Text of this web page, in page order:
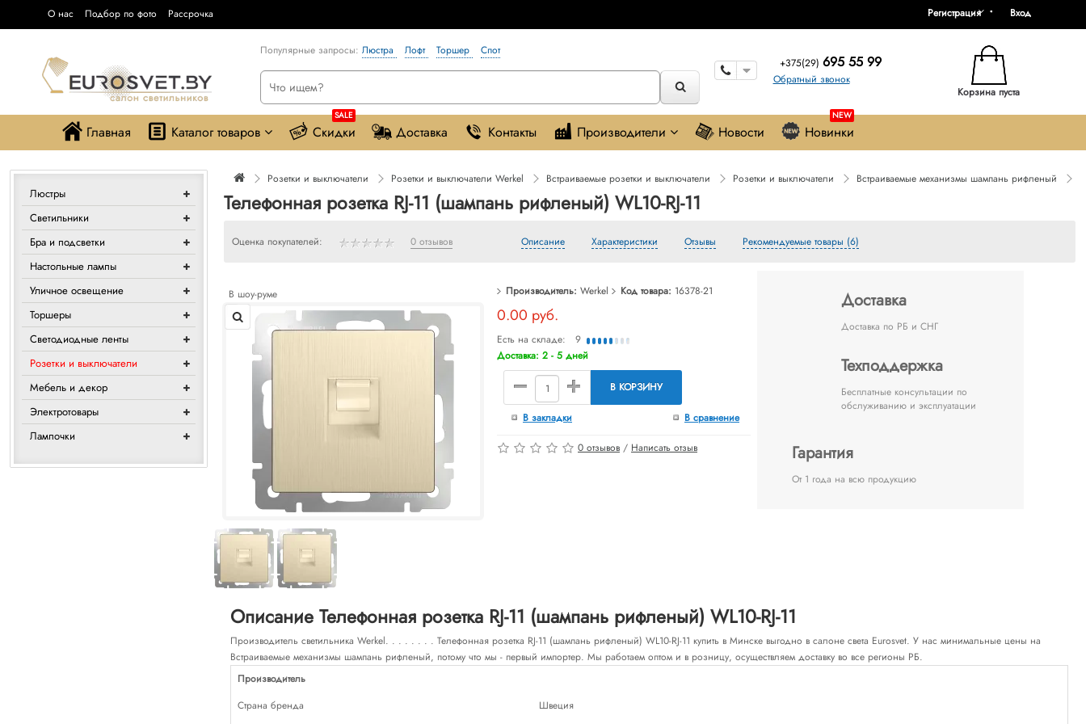
О нас Подбор по фото Рассрочка Вход
Регистрация
Корзина пуста
Популярные запросы: Люстра Лофт Торшер
Спот
+375(29) 695 55 99
Обратный звонок
Главная Каталог товаров
SALE
Скидки Доставка Контакты Производители Новости
NEW
Новинки
Люстры
Светильники
Бра и подсветки
Настольные лампы
Уличное освещение
Торшеры
Светодиодные ленты
Розетки и выключатели
Мебель и декор
Электротовары
Лампочки
Розетки и выключатели Розетки и выключатели Werkel Встраиваемые розетки и выключатели Розетки и выключатели Встраиваемые механизмы шампань рифленый
Телефонная розетка RJ-11 (шампань рифленый) WL10-RJ-11
Оценка покупателей: 0 отзывов Описание Характеристики Отзывы Рекомендуемые товары (6)
В шоу-руме Производитель: Werkel Код товара: 16378-21
0.00 руб.
Есть на складе: 9
Доставка: 2 - 5 дней
В КОРЗИНУ
В закладки В сравнение
0 отзывов / Написать отзыв
Доставка
Доставка по РБ и СНГ
Техподдержка
Бесплатные консультации по
обслуживанию и эксплуатации
Гарантия
От 1 года на всю продукцию
Описание Телефонная розетка RJ-11 (шампань рифленый) WL10-RJ-11
Производитель светильника Werkel. . . . . . . . Телефонная розетка RJ-11 (шампань рифленый) WL10-RJ-11 купить в Минске выгодно в салоне света Eurosvet. У нас минимальные цены на
Встраиваемые механизмы шампань рифленый, потому что мы - первый импортер. Мы работаем оптом и в розницу, осуществляем доставку во все регионы РБ.
Производитель
Страна бренда
Швеция